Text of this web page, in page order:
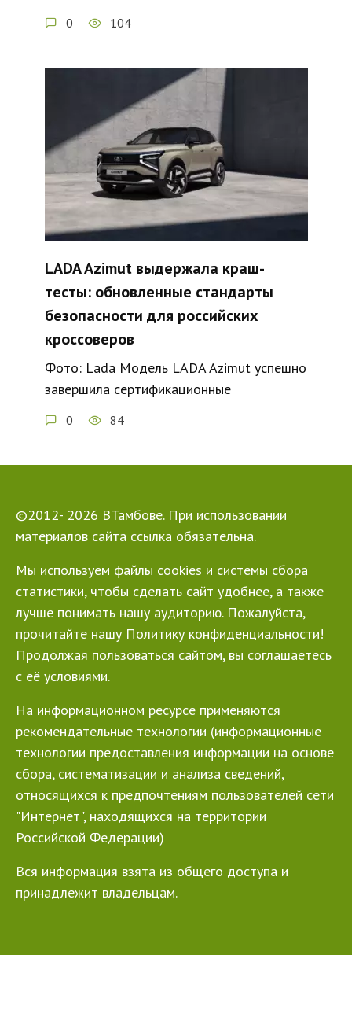
0 104
LADA Azimut выдержала краш-
тесты: обновленные стандарты
безопасности для российских
кроссоверов
Фото: Lada Модель LADA Azimut успешно
завершила сертификационные
0 84
©2012- 2026 ВТамбове. При использовании
материалов сайта ссылка обязательна.
Мы используем файлы cookies и системы сбора
статистики, чтобы сделать сайт удобнее, а также
лучше понимать нашу аудиторию. Пожалуйста,
прочитайте нашу Политику конфиденциальности!
Продолжая пользоваться сайтом, вы соглашаетесь
с её условиями.
На информационном ресурсе применяются
рекомендательные технологии (информационные
технологии предоставления информации на основе
сбора, систематизации и анализа сведений,
относящихся к предпочтениям пользователей сети
"Интернет", находящихся на территории
Российской Федерации)
Вся информация взята из общего доступа и
принадлежит владельцам.